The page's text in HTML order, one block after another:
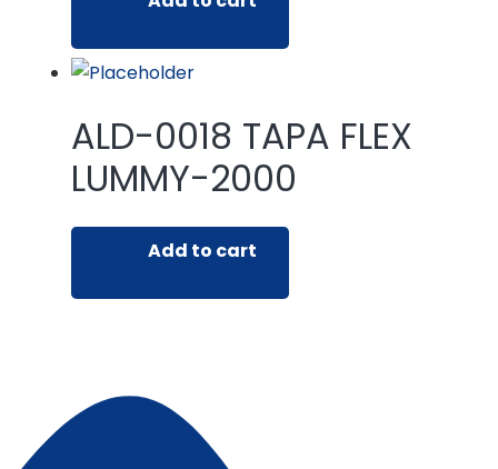
ALD-0018 TAPA FLEX
LUMMY-2000
Add to cart